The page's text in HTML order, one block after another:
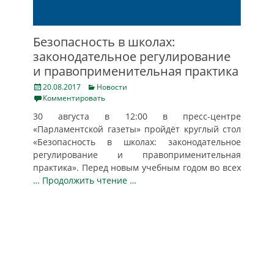
Безопасность в школах:
законодательное регулирование
и правоприменительная практика
Posted
on
20.08.2017 Categories
Новости
Комментировать
30 августа в 12:00 в пресс-центре
«Парламентской газеты» пройдёт круглый стол
«Безопасность в школах: законодательное
регулирование и правоприменительная
практика». Перед новым учебным годом во всех
… Продолжить чтение …